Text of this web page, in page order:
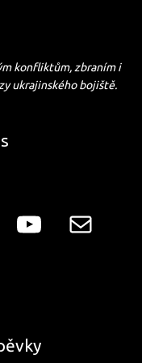
konfliktům, zbraním i
ukrajinského bojiště.